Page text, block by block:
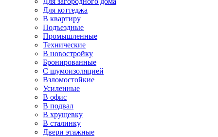
Для коттеджа
В квартиру
Подъездные
Промышленные
Технические
В новостройку
Бронированные
С шумоизоляцией
Взломостойкие
Усиленные
В офис
В подвал
В хрущевку
В сталинку
Двери этажные